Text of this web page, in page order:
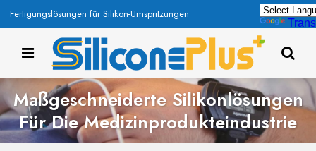
Fertigungslösungen für Silikon-Umspritzungen
Maßgeschneiderte Silikonlösungen
Für Die Medizinprodukteindustrie